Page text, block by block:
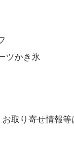
ツかき氷
取り寄せ情報等